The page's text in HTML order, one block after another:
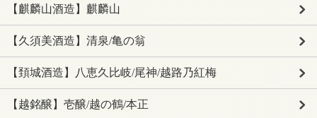
【麒麟山酒造】麒麟山
【久須美酒造】清泉/亀の翁
【頚城酒造】八恵久比岐/尾神/越路乃紅梅
【越銘醸】壱醸/越の鶴/本正